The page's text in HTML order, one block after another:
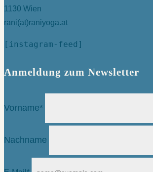
1130 Wien
rani(at)raniyoga.at
[instagram-feed]
Anmeldung zum Newsletter
Vorname*
Nachname